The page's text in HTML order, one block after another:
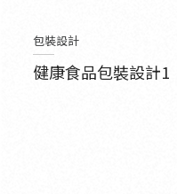
包裝設計
健康食品包裝設計1